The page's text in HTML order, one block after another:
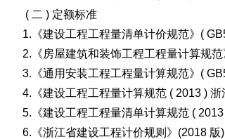
( 二 ) 定额标准
1.《建设工程工程量清单计价规范》
2.《房屋建筑和装饰工程工程量计算规
3.《通用安装工程工程量计算规范》(
4.《建设工程工程量计算规范 ( 2013 )
5.《建设工程工程量清单计算规范 (
6.《浙江省建设工程计价规则》